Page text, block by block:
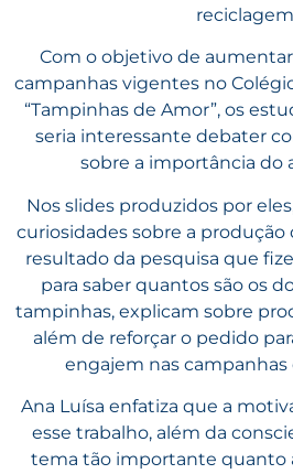
Com o objetivo de
campanhas vigentes no
“Tampinhas de Amor”, os
seria interessante debater
sobre a importância do
Nos slides produzidos por
curiosidades sobre a produção
resultado da pesquisa que
para saber quantos são os
tampinhas, explicam sobre
além de reforçar o pedido
engajem nas campanhas
Ana Luísa enfatiza que a
esse trabalho, além da
tema tão importante quanto